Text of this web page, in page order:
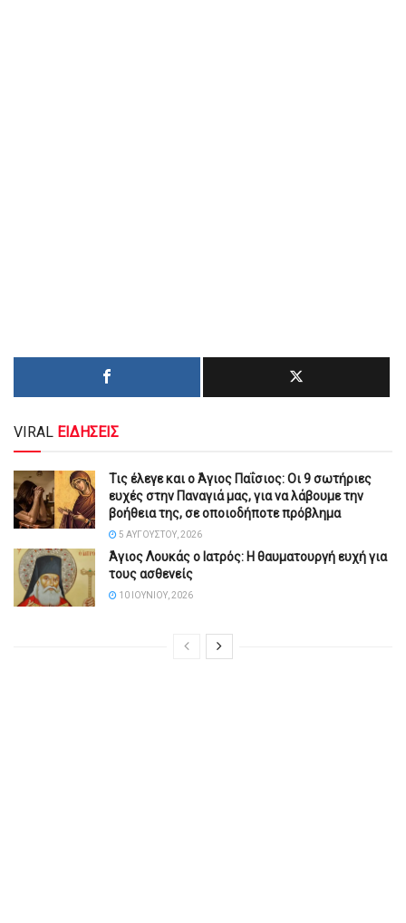
VIRAL ΕΙΔΗΣΕΙΣ
Τις έλεγε και ο Άγιος Παΐσιος: Οι 9 σωτήριες
ευχές στην Παναγιά μας, για να λάβουμε την
βοήθεια της, σε οποιοδήποτε πρόβλημα
5 ΑΥΓΟΎΣΤΟΥ, 2026
Άγιος Λουκάς ο Ιατρός: Η θαυματουργή ευχή για
τους ασθενείς
10 ΙΟΥΝΊΟΥ, 2026